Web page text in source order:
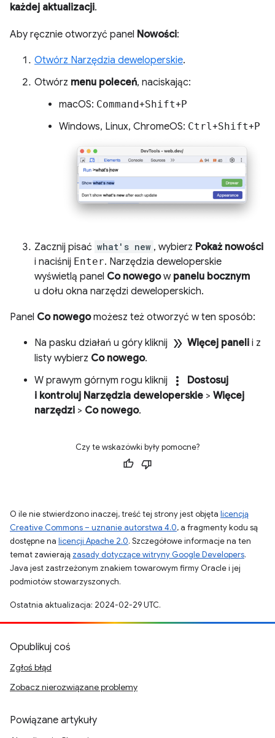
każdej aktualizacji.
Aby ręcznie otworzyć panel Nowości:
Otwórz Narzędzia deweloperskie.
Otwórz menu poleceń, naciskając:
macOS: Command+Shift+P
Windows, Linux, ChromeOS: Ctrl +Shift+P
Zacznij pisać what's new , wybierz Pokaż nowości
i naciśnij Enter. Narzędzia deweloperskie
wyświetlą panel Co nowegow panelu bocznym
u dołu okna narzędzi deweloperskich.
Panel Co nowegomożesz też otworzyć w ten sposób:
Na pasku działań u góry kliknij double_arrow Więcej paneli i z
listy wybierz Co nowego.
W prawym górnym rogu kliknij
more_vert
Dostosuj
i kontroluj Narzędzia deweloperskie > Więcej
narzędzi > Co nowego.
Czy te wskazówki były pomocne?
O ile nie stwierdzono inaczej, treść tej strony jest objęta licencją
Creative Commons – uznanie autorstwa 4.0, a fragmenty kodu są
dostępne na licencji Apache 2.0. Szczegółowe informacje na ten
temat zawierają zasady dotyczące witryny Google Developers.
Java jest zastrzeżonym znakiem towarowym firmy Oracle i jej
podmiotów stowarzyszonych.
Ostatnia aktualizacja: 2024-02-29 UTC.
Opublikuj coś
Zgłoś błąd
Zobacz nierozwiązane problemy
Powiązane artykuły